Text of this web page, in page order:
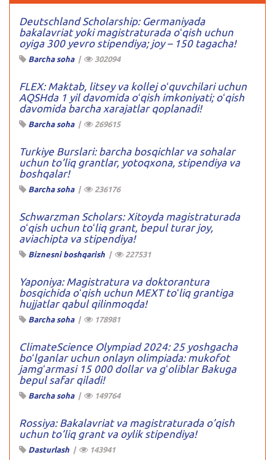
Deutschland Scholarship: Germaniyada
bakalavriat yoki magistraturada oʻqish uchun
oyiga 300 yevro stipendiya; joy – 150 tagacha!
Barcha soha| 302094
FLEX: Maktab, litsey va kollej oʻquvchilari uchun
AQSHda 1 yil davomida oʻqish imkoniyati; oʻqish
davomida barcha xarajatlar qoplanadi!
Barcha soha| 269615
Turkiye Burslari: barcha bosqichlar va sohalar
uchun to’liq grantlar, yotoqxona, stipendiya va
boshqalar!
Barcha soha| 236176
Schwarzman Scholars: Xitoyda magistraturada
oʻqish uchun toʻliq grant, bepul turar joy,
aviachipta va stipendiya!
Biznesni boshqarish | 227531
Yaponiya: Magistratura va doktorantura
bosqichida oʻqish uchun MEXT toʻliq grantiga
hujjatlar qabul qilinmoqda!
Barcha soha| 178981
ClimateScience Olympiad 2024: 25 yoshgacha
boʻlganlar uchun onlayn olimpiada: mukofot
jamgʻarmasi 15 000 dollar va gʻoliblar Bakuga
bepul safar qiladi!
Barcha soha| 149764
Rossiya: Bakalavriat va magistraturada o’qish
uchun to’liq grant va oylik stipendiya!
Dasturlash | 143941